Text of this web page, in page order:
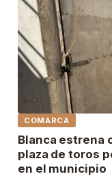
COMARCA
Blanca estrena
plaza de toros
en el municipio